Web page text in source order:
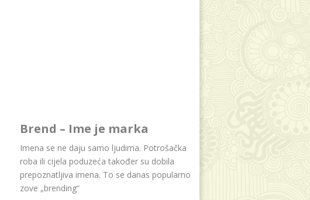
Brend – Ime je marka
Imena se ne daju samo ljudima. Potrošačka
roba ili cijela poduzeća također su dobila
prepoznatljiva imena. To se danas popularno
zove „brending“